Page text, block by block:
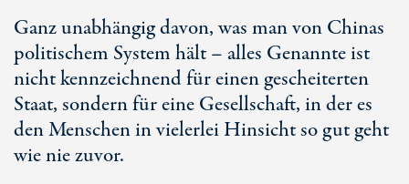
Ganz unabhängig davon, was man von Chinas
politischem System hält – alles Genannte ist
nicht kennzeichnend für einen gescheiterten
Staat, sondern für eine Gesellschaft, in der es
den Menschen in vielerlei Hinsicht so gut geht
wie nie zuvor.